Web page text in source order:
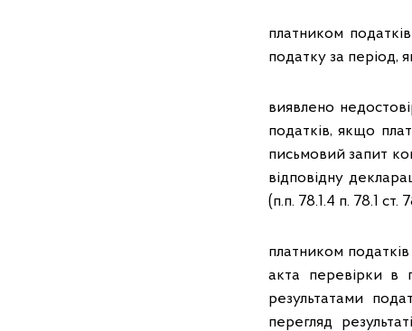
платником
податку за період,
виявлено
податків, якщо
письмовий запит
відповідну
(п.п. 78.1.4 п. 78.1 ст.
платником
акта перевірки в
результатами
перегляд